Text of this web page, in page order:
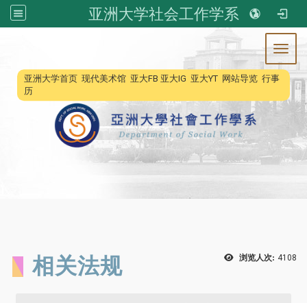
亚洲大学社会工作学系
::: 亚洲大学首页 现代美术馆 亚大FB 亚大IG 亚大YT 网站导览 行事
历
浏览人次: 4108
相关法规